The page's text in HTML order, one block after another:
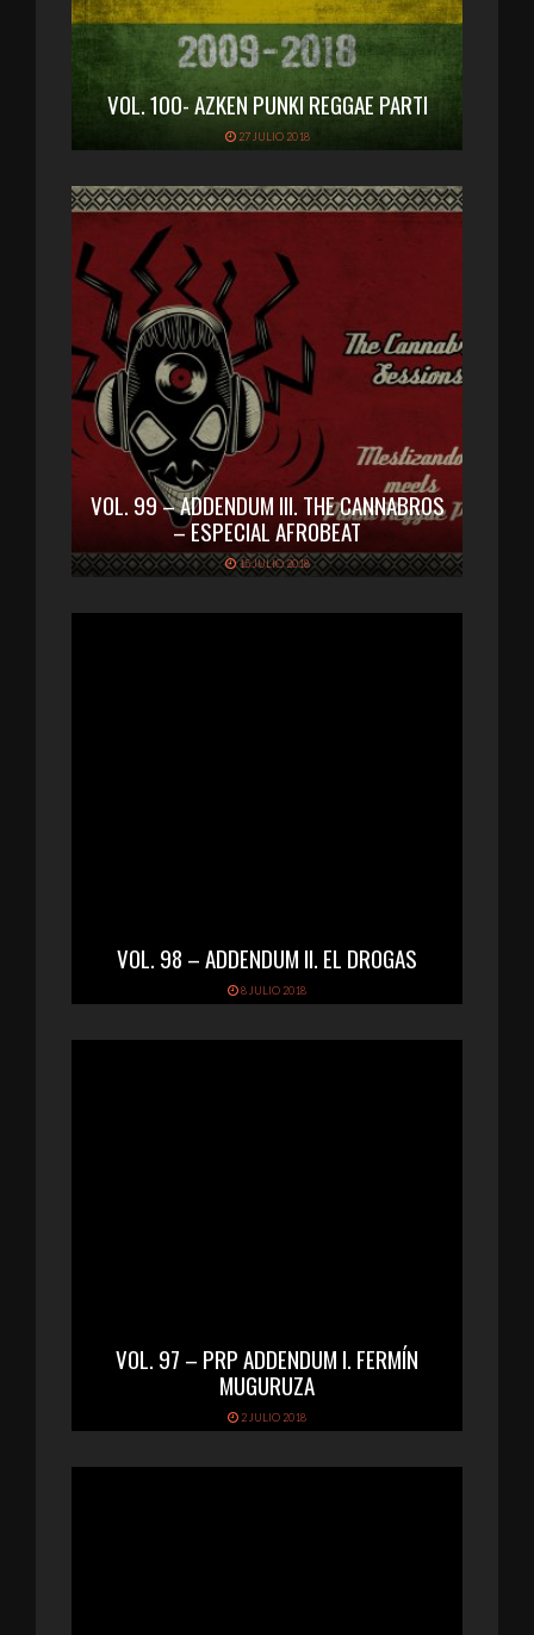
VOL. 100- AZKEN PUNKI REGGAE PARTI
27 JULIO 2018
VOL. 99 – ADDENDUM III. THE CANNABROS
– ESPECIAL AFROBEAT
15 JULIO 2018
VOL. 98 – ADDENDUM II. EL DROGAS
8 JULIO 2018
VOL. 97 – PRP ADDENDUM I. FERMÍN
MUGURUZA
2 JULIO 2018